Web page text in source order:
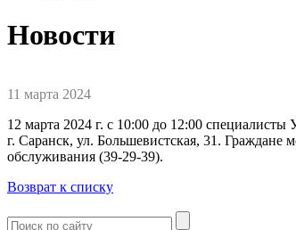
Новости
11 марта 2024
12 марта 2024 г. с 10:00 до 12:00
г. Саранск, ул. Большевистская, 31. Граждане
обслуживания (39-29-39).
Возврат к списку